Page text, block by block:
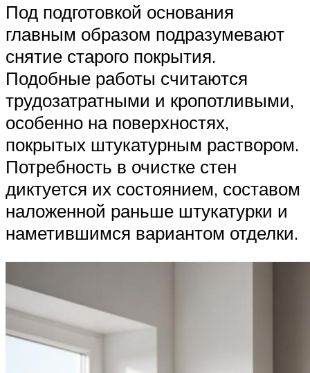
Под подготовкой основания
главным образом подразумевают
снятие старого покрытия.
Подобные работы считаются
трудозатратными и кропотливыми,
особенно на поверхностях,
покрытых штукатурным раствором.
Потребность в очистке стен
диктуется их состоянием, составом
наложенной раньше штукатурки и
наметившимся вариантом отделки.